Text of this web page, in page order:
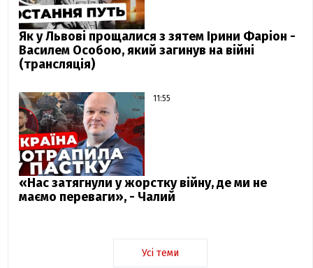
Як у Львові прощалися з зятем Ірини Фаріон -
Василем Особою, який загинув на війні
(трансляція)
11:55
«Нас затягнули у жорстку війну, де ми не
маємо переваги», - Чалий
Усі теми